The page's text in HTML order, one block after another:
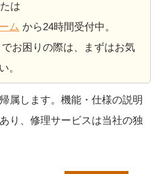
は
ム から24時間受付中。
でお困りの際は、まずはお気
。
属します。機能・仕様の説明
り、修理サービスは当社の独